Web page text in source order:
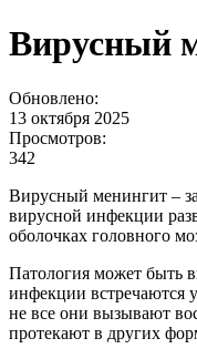
Вирусный
Обновлено:
13 октября 2025
Просмотров:
342
Вирусный менингит –
вирусной инфекции
оболочках головного
Патология может быть
инфекции встречаются
не все они вызывают
протекают в других